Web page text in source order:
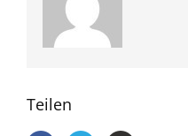
Teilen